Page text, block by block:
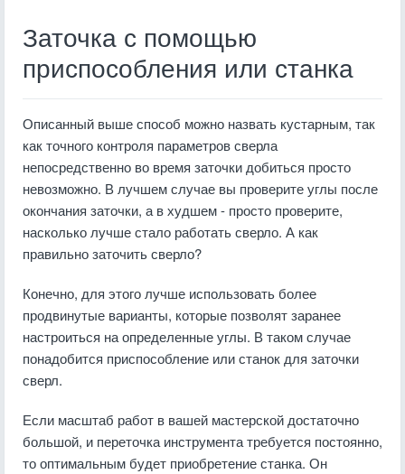
Заточка с помощью
приспособления или станка
Описанный выше способ можно назвать кустарным, так
как точного контроля параметров сверла
непосредственно во время заточки добиться просто
невозможно. В лучшем случае вы проверите углы после
окончания заточки, а в худшем - просто проверите,
насколько лучше стало работать сверло. А как
правильно заточить сверло?
Конечно, для этого лучше использовать более
продвинутые варианты, которые позволят заранее
настроиться на определенные углы. В таком случае
понадобится приспособление или станок для заточки
сверл.
Если масштаб работ в вашей мастерской достаточно
большой, и переточка инструмента требуется постоянно,
то оптимальным будет приобретение станка. Он